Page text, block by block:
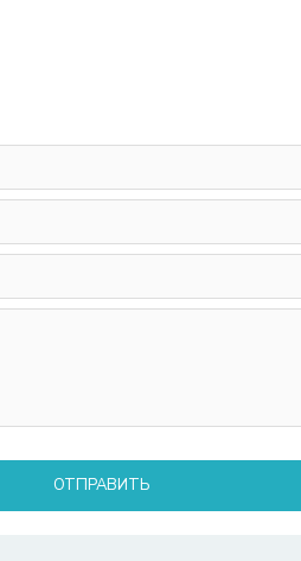
ОТПРАВИТЬ